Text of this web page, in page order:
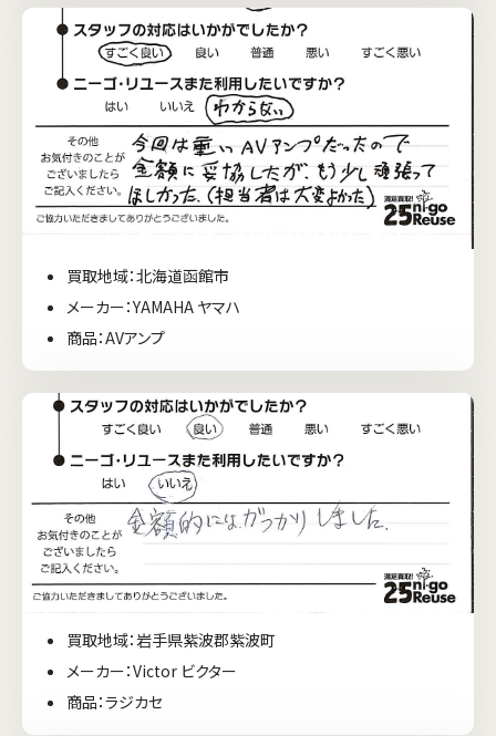
買取地域：北海道函館市
メーカー：YAMAHA ヤマハ
商品：AVアンプ
買取地域：岩手県紫波郡紫波町
メーカー：Victor ビクター
商品：ラジカセ